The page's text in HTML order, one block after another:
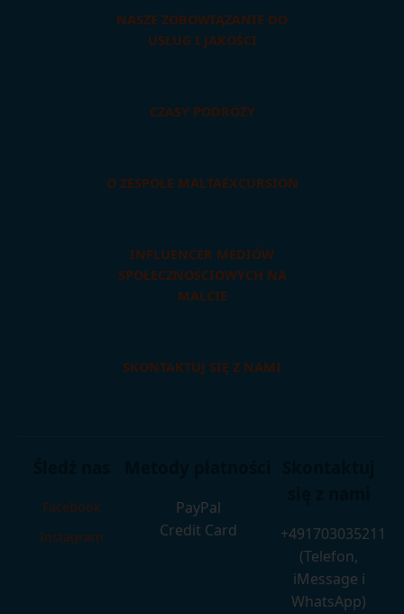
NASZE ZOBOWIĄZANIE DO
USŁUG I JAKOŚCI
CZASY PODRÓŻY
O ZESPOLE MALTAEXCURSION
INFLUENCER MEDIÓW
SPOŁECZNOŚCIOWYCH NA
MALCIE
SKONTAKTUJ SIĘ Z NAMI
Facebook
Instagram
PayPal
Credit Card
+491703035211
(Telefon,
iMessage i
WhatsApp)